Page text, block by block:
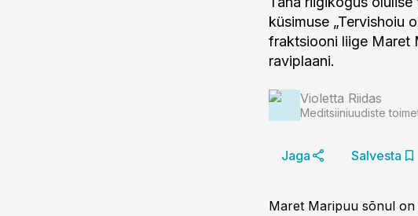
küsimuse „Tervishoiu
fraktsiooni liige Maret
raviplaani.
Violetta Riidas
Meditsiiniuudiste
Jaga Salvesta
Maret Maripuu sõnul on